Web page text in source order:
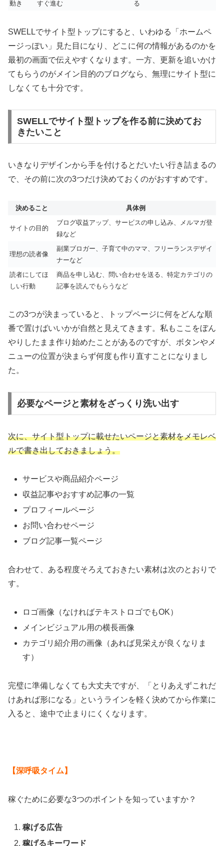
動き すぐ進む る
SWELLでサイト型トップにすると、いわゆる「ホームペ
ージっぽい」見た目になり、どこに何の情報があるのかを
最初の画面で伝えやすくなります。一方、更新を追いかけ
てもらうのがメイン目的のブログなら、無理にサイト型に
しなくても十分です。
SWELLでサイト型トップを作る前に決めてお
きたいこと
いきなりデザインから手を付けるとだいたい行き詰まるの
で、その前に次の3つだけ決めておくのがおすすめです。
決めること 具体例
サイトの目的
ブログ収益アップ、サービスの申し込み、メルマガ登
録など
理想の読者像
副業ブロガー、子育て中のママ、フリーランスデザイ
ナーなど
読者にしてほ
しい行動
商品を申し込む、問い合わせを送る、特定カテゴリの
記事を読んでもらうなど
この3つが決まっていると、トップページに何をどんな順
番で置けばいいかが自然と見えてきます。私もここをぼん
やりしたまま作り始めたことがあるのですが、ボタンやメ
ニューの位置が決まらず何度も作り直すことになりまし
た。
必要なページと素材をざっくり洗い出す
次に、サイト型トップに載せたいページと素材をメモレベ
ルで書き出しておきましょう。
サービスや商品紹介ページ
収益記事やおすすめ記事の一覧
プロフィールページ
お問い合わせページ
ブログ記事一覧ページ
合わせて、ある程度そろえておきたい素材は次のとおりで
す。
ロゴ画像（なければテキストロゴでもOK）
メインビジュアル用の横長画像
カテゴリ紹介用の画像（あれば見栄えが良くなりま
す）
完璧に準備しなくても大丈夫ですが、「とりあえずこれだ
けあれば形になる」というラインを軽く決めてから作業に
入ると、途中で止まりにくくなります。
【深呼吸タイム】
稼ぐために必要な3つのポイントを知っていますか？
稼げる広告
稼げるキーワード